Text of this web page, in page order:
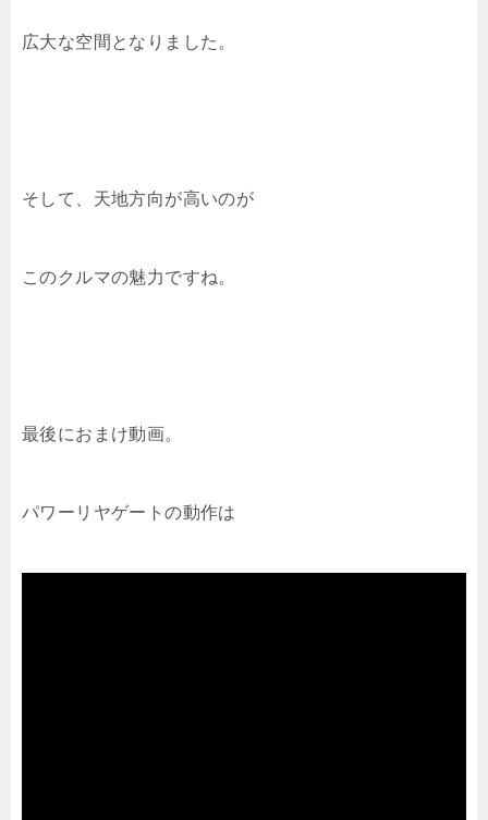
広大な空間となりました。
そして、天地方向が高いのが
このクルマの魅力ですね。
最後におまけ動画。
パワーリヤゲートの動作は